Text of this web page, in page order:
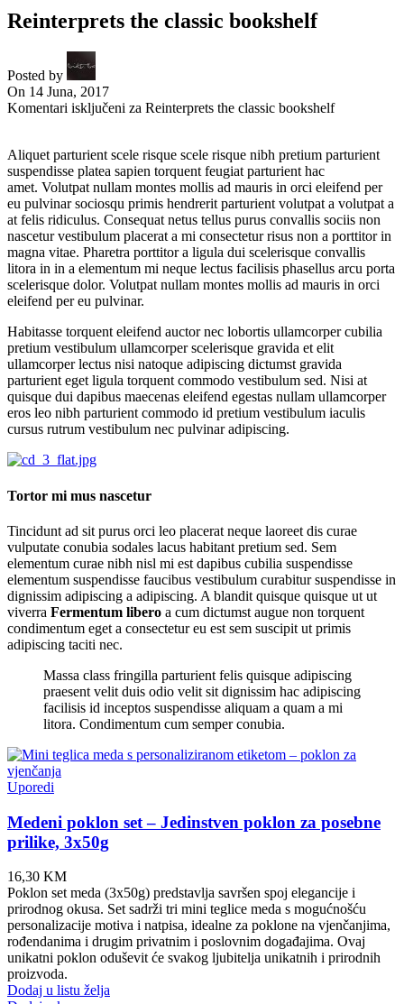
Reinterprets the classic bookshelf
Posted by
On 14 Juna, 2017
Komentari isključeni za Reinterprets the classic bookshelf
Aliquet parturient scele risque scele risque nibh pretium parturient
suspendisse platea sapien torquent feugiat parturient hac
amet. Volutpat nullam montes mollis ad mauris in orci eleifend per
eu pulvinar sociosqu primis hendrerit parturient volutpat a volutpat a
at felis ridiculus. Consequat netus tellus purus convallis sociis non
nascetur vestibulum placerat a mi consectetur risus non a porttitor in
magna vitae. Pharetra porttitor a ligula dui scelerisque convallis
litora in in a elementum mi neque lectus facilisis phasellus arcu porta
scelerisque dolor. Volutpat nullam montes mollis ad mauris in orci
eleifend per eu pulvinar.
Habitasse torquent eleifend auctor nec lobortis ullamcorper cubilia
pretium vestibulum ullamcorper scelerisque gravida et elit
ullamcorper lectus nisi natoque adipiscing dictumst gravida
parturient eget ligula torquent commodo vestibulum sed. Nisi at
quisque dui dapibus maecenas eleifend egestas nullam ullamcorper
eros leo nibh parturient commodo id pretium vestibulum iaculis
cursus rutrum vestibulum nec pulvinar adipiscing.
Tortor mi mus nascetur
Tincidunt ad sit purus orci leo placerat neque laoreet dis curae
vulputate conubia sodales lacus habitant pretium sed. Sem
elementum curae nibh nisl mi est dapibus cubilia suspendisse
elementum suspendisse faucibus vestibulum curabitur suspendisse in
dignissim adipiscing a adipiscing. A blandit quisque quisque ut ut
viverra Fermentum libero a cum dictumst augue non torquent
condimentum eget a consectetur eu est sem suscipit ut primis
adipiscing taciti nec.
Massa class fringilla parturient felis quisque adipiscing
praesent velit duis odio velit sit dignissim hac adipiscing
facilisis id inceptos suspendisse aliquam a quam a mi
litora. Condimentum cum semper conubia.
Uporedi
Medeni poklon set – Jedinstven poklon za posebne
prilike, 3x50g
16,30 KM
Poklon set meda (3x50g) predstavlja savršen spoj elegancije i
prirodnog okusa. Set sadrži tri mini teglice meda s mogućnošću
personalizacije motiva i natpisa, idealne za poklone na vjenčanjima,
rođendanima i drugim privatnim i poslovnim događajima. Ovaj
unikatni poklon oduševit će svakog ljubitelja unikatnih i prirodnih
proizvoda.
Dodaj u listu želja